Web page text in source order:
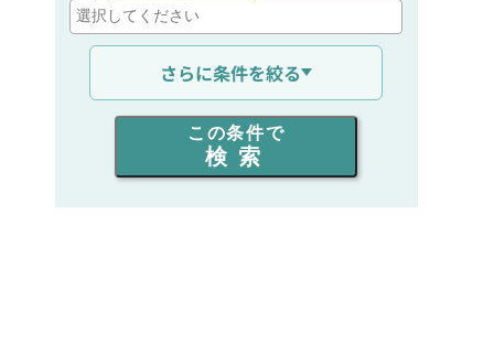
通信距離を選ぶ
出力を選ぶ
同時通話人数を選ぶ
さらに条件を絞る
この条件で
検索